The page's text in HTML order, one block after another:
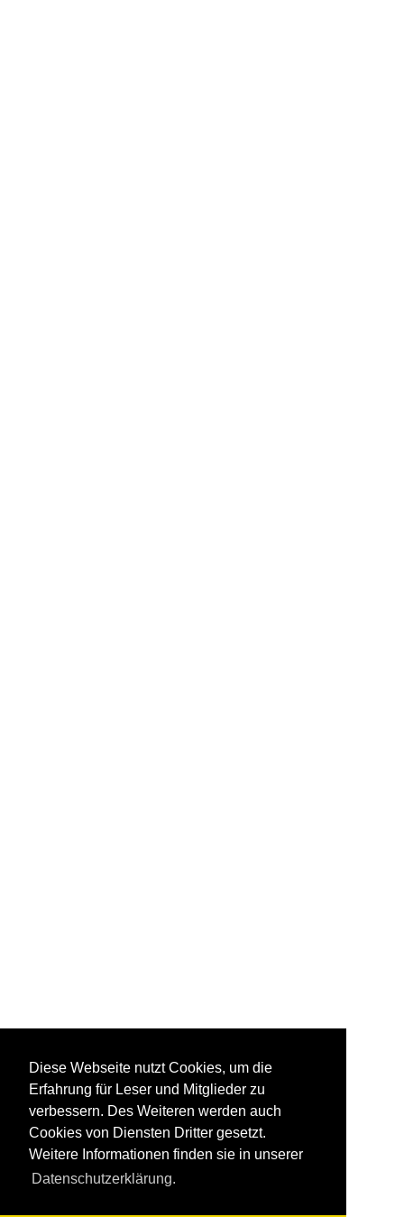
Diese Webseite nutzt Cookies, um die
Erfahrung für Leser und Mitglieder zu
verbessern. Des Weiteren werden auch
Cookies von Diensten Dritter gesetzt.
Weitere Informationen finden sie in unserer
Datenschutzerklärung.